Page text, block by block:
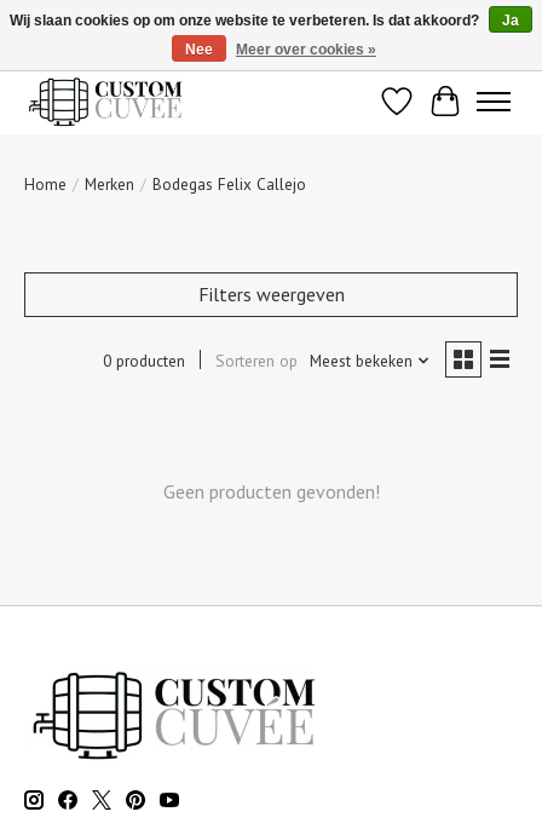
De beste wijnen gepersonaliseerd voor u!
Verlanglijst
Home / Merken / Bodegas Felix Callejo
Filters weergeven
0 producten Sorteren op Meest bekeken
Geen producten gevonden!
Wij slaan cookies op om onze website te verbeteren. Is dat akkoord?
Ja
Nee
Meer over cookies »